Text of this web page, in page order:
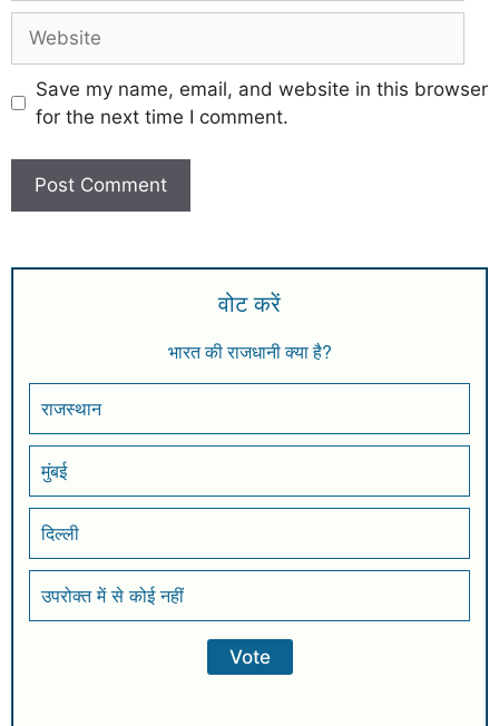
Save my name, email, and website in this browser
for the next time I comment.
वोट करें
भारत की राजधानी क्या है?
राजस्थान
मुंबई
दिल्ली
उपरोक्त में से कोई नहीं